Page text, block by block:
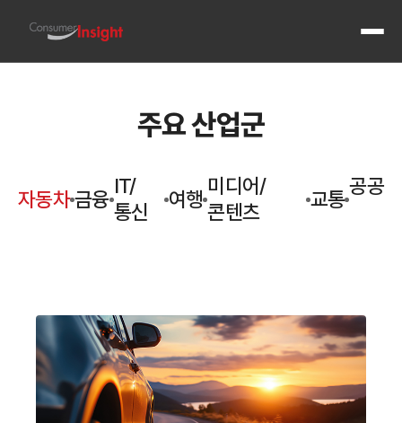
전체
주요 산업군
자동차금융
IT/
통신
여행
미디어/
콘텐츠
교통
공공